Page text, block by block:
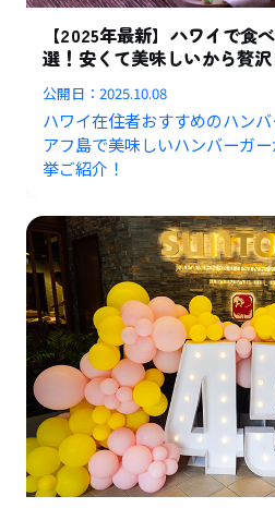
【2025年最新】ハワイで食
選！安くて美味しいから贅
公開日：2025.10.08
ハワイ在住者おすすめのハン
アフ島で美味しいハンバーガ
挙ご紹介！